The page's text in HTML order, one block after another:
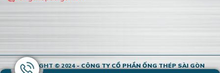
COPYRIGHT © 2024- CÔNG TY CỔ PHẦN ỐNG THÉP SÀI GÒN